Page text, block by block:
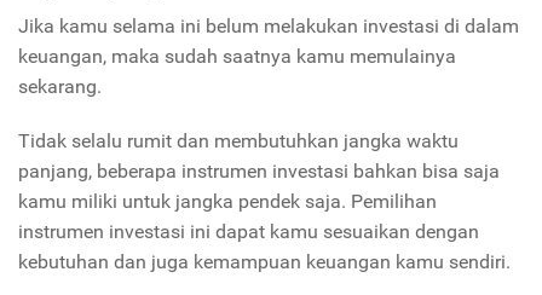
Jika kamu selama ini belum melakukan investasi di dalam
keuangan, maka sudah saatnya kamu memulainya
sekarang.
Tidak selalu rumit dan membutuhkan jangka waktu
panjang, beberapa instrumen investasi bahkan bisa saja
kamu miliki untuk jangka pendek saja. Pemilihan
instrumen investasi ini dapat kamu sesuaikan dengan
kebutuhan dan juga kemampuan keuangan kamu sendiri.